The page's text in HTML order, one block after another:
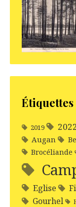
Étiquettes
2019 2022
Augan
Brocéliande
Eglise
Gourhel